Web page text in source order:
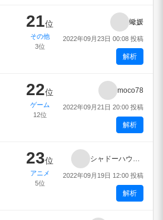
21位
その他
3位
蠍媛
2022年09月23日 00:08 投稿
解析
22位
ゲーム
12位
moco78
2022年09月21日 20:00 投稿
解析
23位
アニメ
5位
シャドーハウス 2nd Season
2022年09月19日 12:00 投稿
解析